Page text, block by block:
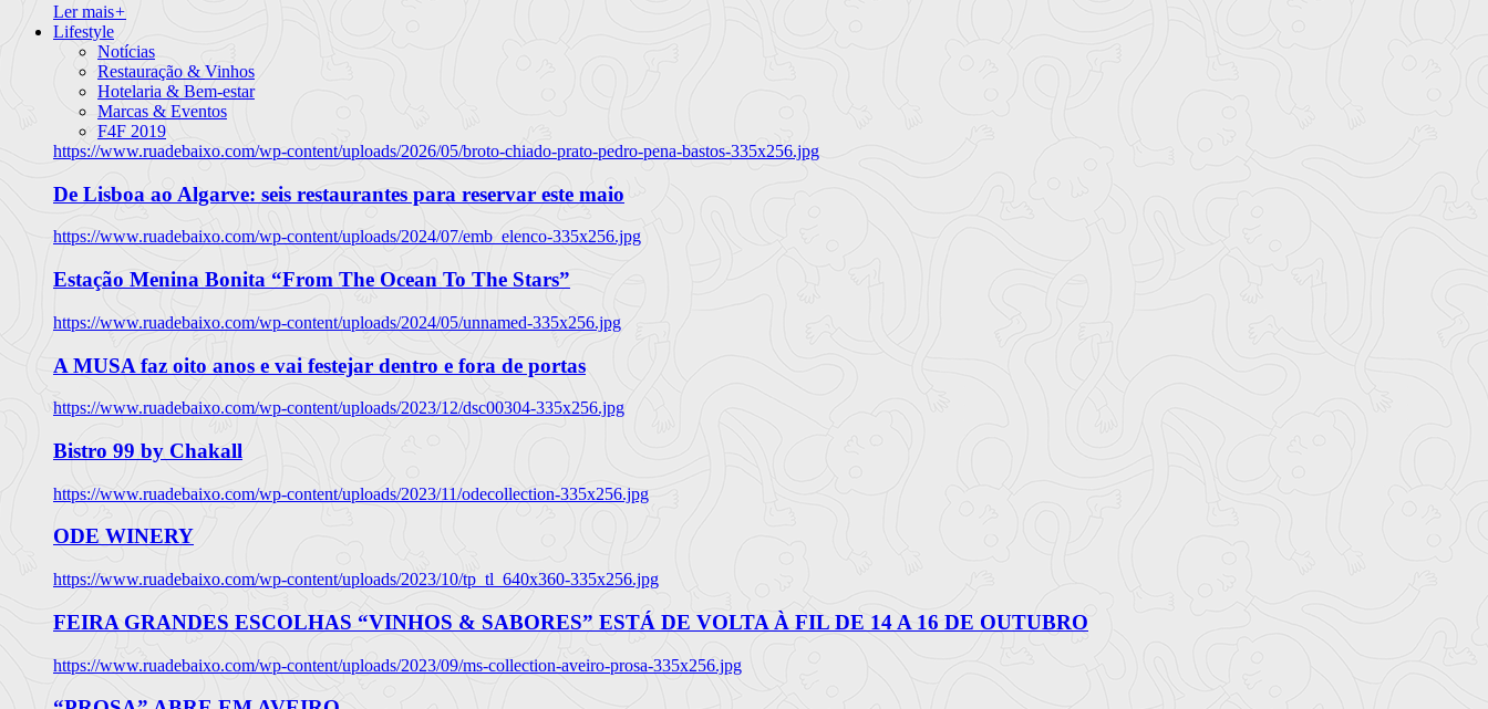
Ler mais+
Lifestyle
Notícias
Restauração & Vinhos
Hotelaria & Bem-estar
Marcas & Eventos
F4F 2019
https://www.ruadebaixo.com/wp-content/uploads/2026/05/broto-chiado-prato-pedro-pena-bastos-335x256.jpg
De Lisboa ao Algarve: seis restaurantes para reservar este maio
https://www.ruadebaixo.com/wp-content/uploads/2024/07/emb_elenco-335x256.jpg
Estação Menina Bonita “From The Ocean To The Stars”
https://www.ruadebaixo.com/wp-content/uploads/2024/05/unnamed-335x256.jpg
A MUSA faz oito anos e vai festejar dentro e fora de portas
https://www.ruadebaixo.com/wp-content/uploads/2023/12/dsc00304-335x256.jpg
Bistro 99 by Chakall
https://www.ruadebaixo.com/wp-content/uploads/2023/11/odecollection-335x256.jpg
ODE WINERY
https://www.ruadebaixo.com/wp-content/uploads/2023/10/tp_tl_640x360-335x256.jpg
FEIRA GRANDES ESCOLHAS “VINHOS & SABORES” ESTÁ DE VOLTA À FIL DE 14 A 16 DE OUTUBRO
https://www.ruadebaixo.com/wp-content/uploads/2023/09/ms-collection-aveiro-prosa-335x256.jpg